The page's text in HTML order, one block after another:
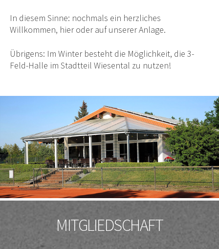
In diesem Sinne: nochmals ein herzliches
Willkommen, hier oder auf unserer Anlage.
Übrigens: Im Winter besteht die Möglichkeit, die 3-
Feld-Halle im Stadtteil Wiesental zu nutzen!
MITGLIEDSCHAFT